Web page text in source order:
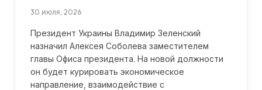
30 июля, 2026
Президент Украины Владимир Зеленский
назначил Алексея Соболева заместителем
главы Офиса президента. На новой должности
он будет курировать экономическое
направление, взаимодействие с